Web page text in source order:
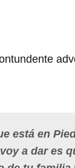
está en
a dar es